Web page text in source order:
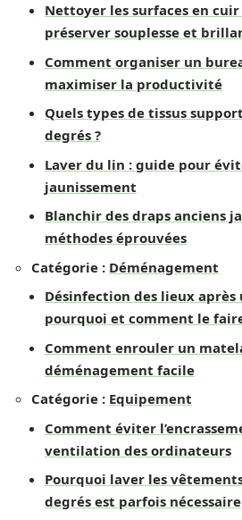
Nettoyer les surfaces en cuir
préserver souplesse et
Comment organiser un
maximiser la productivité
Quels types de tissus
degrés ?
Laver du lin : guide pour
jaunissement
Blanchir des draps anciens
méthodes éprouvées
Catégorie : Déménagement
Désinfection des lieux
pourquoi et comment le
Comment enrouler un
déménagement facile
Catégorie : Equipement
Comment éviter
ventilation des ordinateurs
Pourquoi laver les
degrés est parfois nécessaire